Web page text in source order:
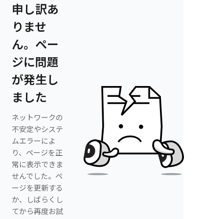
申し訳あ
りませ
ん。ペー
ジに問題
が発生し
ました
ネットワークの
不安定やシステ
ムエラーによ
り、ページを正
常に表示できま
せんでした。ペ
ージを更新する
か、しばらくし
てから再度お試